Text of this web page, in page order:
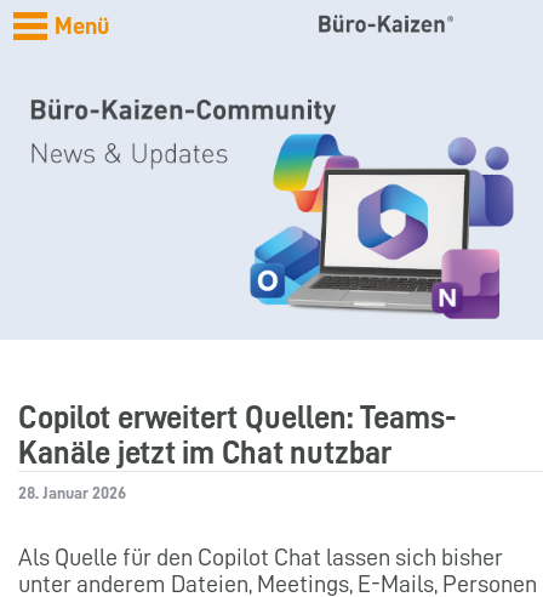
Menü
Copilot erweitert Quellen: Teams-
Kanäle jetzt im Chat nutzbar
28. Januar 2026
Als Quelle für den Copilot Chat lassen sich bisher
unter anderem Dateien, Meetings, E-Mails, Personen